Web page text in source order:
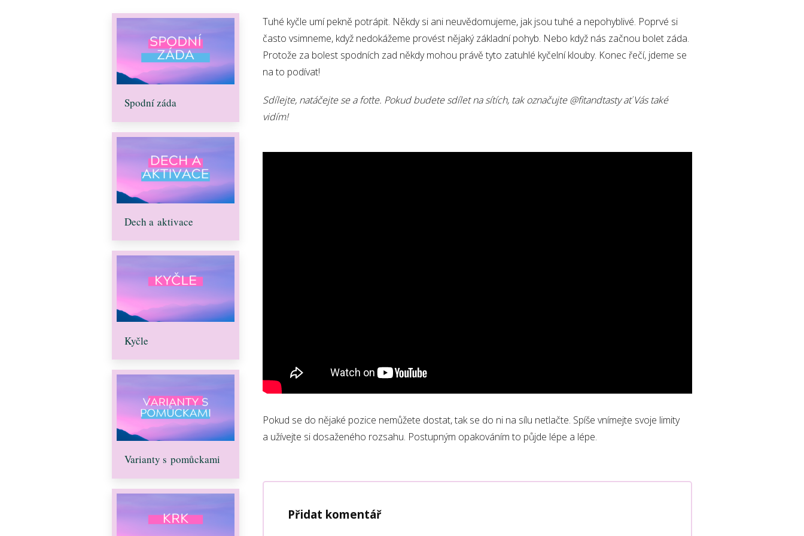
Spodní záda
Dech a aktivace
Kyčle
Varianty s pomůckami
Tuhé kyčle umí pekně potrápit. Někdy si ani neuvědomujeme, jak jsou tuhé a nepohyblivé. Poprvé si
často vsimneme, když nedokážeme provést nějaký základní pohyb. Nebo když nás začnou bolet záda.
Protože za bolest spodních zad někdy mohou právě tyto zatuhlé kyčelní klouby. Konec řečí, jdeme se
na to podívat!
Sdílejte, natáčejte se a foťte. Pokud budete sdílet na sítích, tak označujte @fitandtasty ať Vás také
vidím!
Pokud se do nějaké pozice nemůžete dostat, tak se do ni na sílu netlačte. Spíše vnímejte svoje limity
a užívejte si dosaženého rozsahu. Postupným opakováním to půjde lépe a lépe.
Přidat komentář